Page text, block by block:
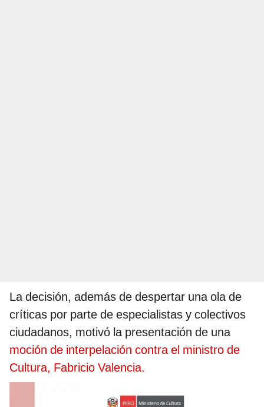
La decisión, además de despertar una ola de
críticas por parte de especialistas y colectivos
ciudadanos, motivó la presentación de una
moción de interpelación contra el ministro de
Cultura, Fabricio Valencia.